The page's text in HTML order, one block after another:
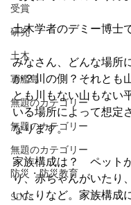
受賞
研究
土木
軍艦島
無題のカテゴリー
無題のカテゴリー
無題のカテゴリー
防災・防災教育
SDGs
土木学者のデミー博士
みなさん、どんな場所
か？川の側？それとも
とも川もない山もない
いる場所によって想定
なります。
家族構成は？　ペット
り、赤ちゃんがいたり
いたりなど。家族構成